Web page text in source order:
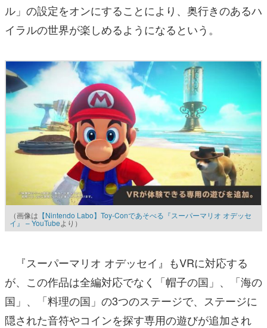
ル」の設定をオンにすることにより、奥行きのあるハ
イラルの世界が楽しめるようになるという。
（画像は 【Nintendo Labo】Toy-Conであそべる『スーパーマリオ オデッセ
イ』 – YouTubeより）
『スーパーマリオ オデッセイ』もVRに対応する
が、この作品は全編対応でなく「帽子の国」、「海の
国」、「料理の国」の3つのステージで、ステージに
隠された音符やコインを探す専用の遊びが追加され